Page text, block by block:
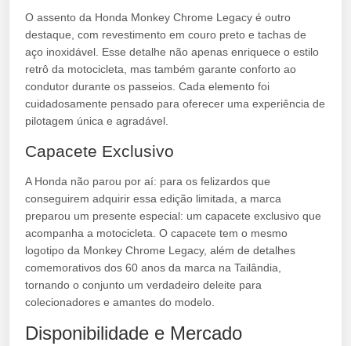
O assento da Honda Monkey Chrome Legacy é outro
destaque, com revestimento em couro preto e tachas de
aço inoxidável. Esse detalhe não apenas enriquece o estilo
retrô da motocicleta, mas também garante conforto ao
condutor durante os passeios. Cada elemento foi
cuidadosamente pensado para oferecer uma experiência de
pilotagem única e agradável.
Capacete Exclusivo
A Honda não parou por aí: para os felizardos que
conseguirem adquirir essa edição limitada, a marca
preparou um presente especial: um capacete exclusivo que
acompanha a motocicleta. O capacete tem o mesmo
logotipo da Monkey Chrome Legacy, além de detalhes
comemorativos dos 60 anos da marca na Tailândia,
tornando o conjunto um verdadeiro deleite para
colecionadores e amantes do modelo.
Disponibilidade e Mercado